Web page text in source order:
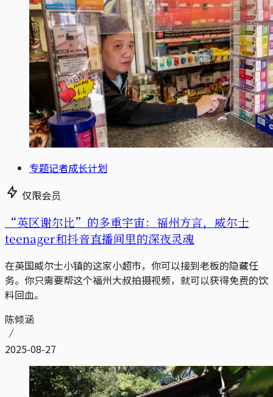
专题记者成长计划
仅限会员
“英区谢尔比”的多重宇宙：福州方言，威尔士
teenager和抖音直播间里的深夜灵魂
在英国威尔士小镇的这家小超市，你可以接到老板的隐藏任
务。你只需要帮这个福州大叔拍摄视频，就可以获得免费的饮
料回血。
陈倾涵
2025-08-27